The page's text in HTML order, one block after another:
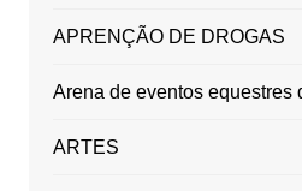
APRENÇÃO DE DROGAS
Arena de eventos equestres
ARTES